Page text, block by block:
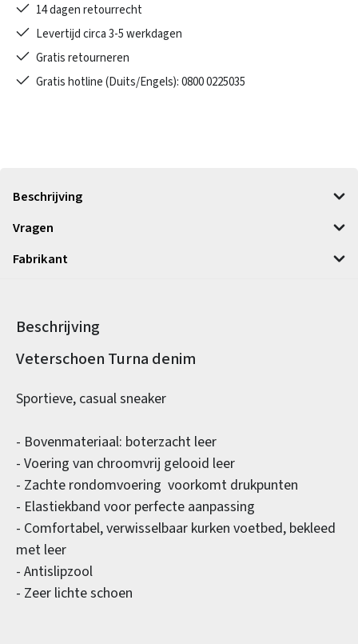
14 dagen retourrecht
Levertijd circa 3-5 werkdagen
Gratis retourneren
Gratis hotline (Duits/Engels): 0800 0225035
Beschrijving
Vragen
Fabrikant
Beschrijving
Productinformatie
Veterschoen Turna denim
Sportieve, casual sneaker
- Bovenmateriaal: boterzacht leer
- Voering van chroomvrij gelooid leer
- Zachte rondomvoering voorkomt drukpunten
- Elastiekband voor perfecte aanpassing
- Comfortabel, verwisselbaar kurken voetbed, bekleed
met leer
- Antislipzool
- Zeer lichte schoen